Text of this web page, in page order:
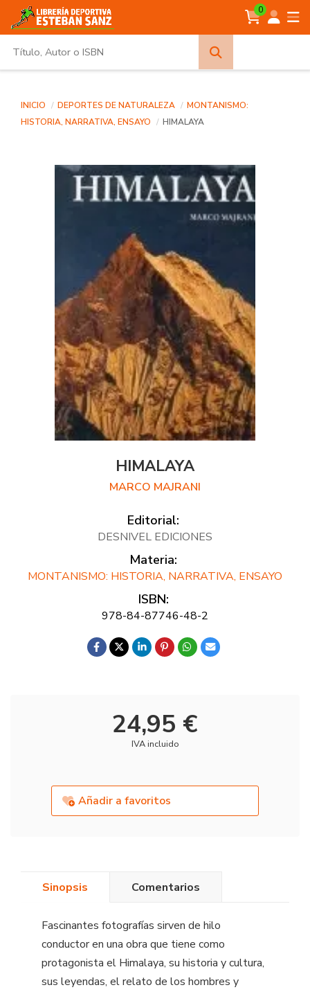
0
INICIO DEPORTES DE NATURALEZA
MONTANISMO:
HISTORIA, NARRATIVA, ENSAYO
HIMALAYA
HIMALAYA
MARCO MAJRANI
Editorial:
DESNIVEL EDICIONES
Materia:
MONTANISMO: HISTORIA, NARRATIVA, ENSAYO
ISBN:
978-84-87746-48-2
24,95 €
IVA incluido
Añadir a favoritos
Sinopsis Comentarios
Fascinantes fotografías sirven de hilo
conductor en una obra que tiene como
protagonista el Himalaya, su historia y cultura,
sus leyendas, el relato de los hombres y